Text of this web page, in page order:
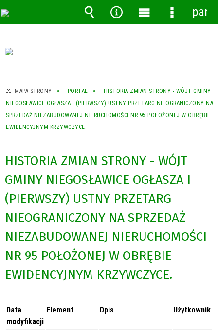
MAPA STRONY PORTAL
HISTORIA ZMIAN STRONY - WÓJT GMINY
NIEGOSŁAWICE OGŁASZA I (PIERWSZY) USTNY PRZETARG NIEOGRANICZONY NA
SPRZEDAŻ NIEZABUDOWANEJ NIERUCHOMOŚCI NR 95 POŁOŻONEJ W OBRĘBIE
EWIDENCYJNYM KRZYWCZYCE.
HISTORIA ZMIAN STRONY - WÓJT
GMINY NIEGOSŁAWICE OGŁASZA I
(PIERWSZY) USTNY PRZETARG
NIEOGRANICZONY NA SPRZEDAŻ
NIEZABUDOWANEJ NIERUCHOMOŚCI
NR 95 POŁOŻONEJ W OBRĘBIE
EWIDENCYJNYM KRZYWCZYCE.
Data
modyfikacji
Element Opis Użytkownik
Wyszukiwarka
Narzędzia
MenuMenu